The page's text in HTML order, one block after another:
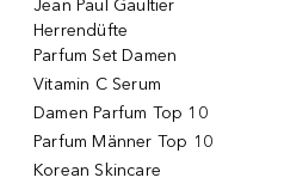
Jean Paul Gaultier
Herrendüfte
Parfum Set Damen
Vitamin C Serum
Damen Parfum Top 10
Parfum Männer Top 10
Korean Skincare